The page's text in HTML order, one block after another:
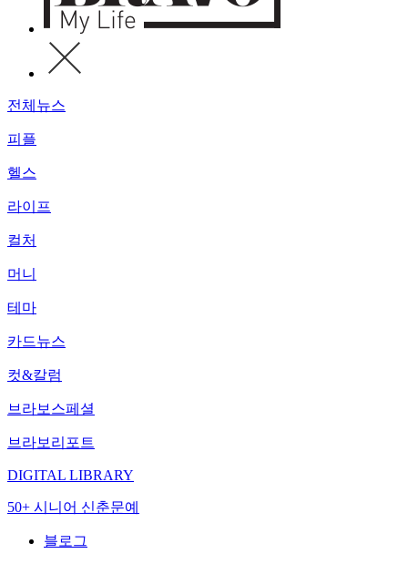
전체뉴스
피플
헬스
라이프
컬처
머니
테마
카드뉴스
컷&칼럼
브라보스페셜
브라보리포트
DIGITAL LIBRARY
50+ 시니어 신춘문예
블로그